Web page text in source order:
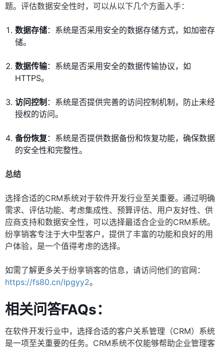
题。评估数据安全性时，可以从以下几个方面入手：
数据存储：系统是否采用安全的数据存储方式，如加密存
储。
数据传输：系统是否采用安全的数据传输协议，如
HTTPS。
访问控制 ：系统是否提供完善的访问控制机制，防止未经
授权的访问。
备份恢复 ：系统是否提供数据备份和恢复功能，确保数据
的安全性和完整性。
总结
选择合适的CRM系统对于软件开发行业至关重要。通过明确
需求、评估功能、考虑集成性、预算评估、用户友好性、供
应商支持和数据安全性，可以选择最适合企业的CRM系统。
纷享销客专注于大中型客户，提供了丰富的功能和良好的用
户体验，是一个值得考虑的选择。
如需了解更多关于纷享销客的信息，请访问他们的官网：
https://fs80.cn/lpgyy2。
相关问答FAQs：
在软件开发行业中，选择合适的客户关系管理（CRM）系统
是一项至关重要的任务。CRM系统不仅能够帮助企业管理客